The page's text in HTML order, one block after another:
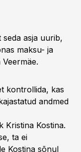
asja uurib,
maksu- ja
kontrollida, kas
andmed
Kristina Kostina.
ta ei
Kostina sõnul